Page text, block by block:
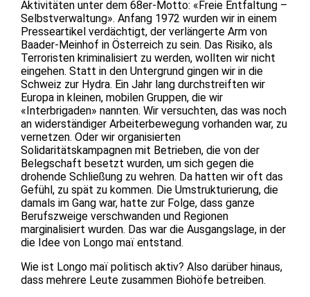
Aktivitäten unter dem 68er-Motto: «Freie Entfaltung –
Selbstverwaltung». Anfang 1972 wurden wir in einem
Presseartikel verdächtigt, der verlängerte Arm von
Baader-Meinhof in Österreich zu sein. Das Risiko, als
Terroristen kriminalisiert zu werden, wollten wir nicht
eingehen. Statt in den Untergrund gingen wir in die
Schweiz zur Hydra. Ein Jahr lang durchstreiften wir
Europa in kleinen, mobilen Gruppen, die wir
«Interbrigaden» nannten. Wir versuchten, das was noch
an widerständiger Arbeiterbewegung vorhanden war, zu
vernetzen. Oder wir organisierten
Solidaritätskampagnen mit Betrieben, die von der
Belegschaft besetzt wurden, um sich gegen die
drohende Schließung zu wehren. Da hatten wir oft das
Gefühl, zu spät zu kommen. Die Umstrukturierung, die
damals im Gang war, hatte zur Folge, dass ganze
Berufszweige verschwanden und Regionen
marginalisiert wurden. Das war die Ausgangslage, in der
die Idee von Longo maï entstand.
Wie ist Longo maï politisch aktiv? Also darüber hinaus,
dass mehrere Leute zusammen Biohöfe betreiben.